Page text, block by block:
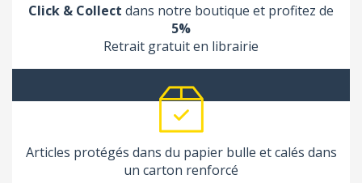
Click & Collect dans notre boutique et profitez de
5%
Retrait gratuit en librairie
Articles protégés dans du papier bulle et calés dans
un carton renforcé